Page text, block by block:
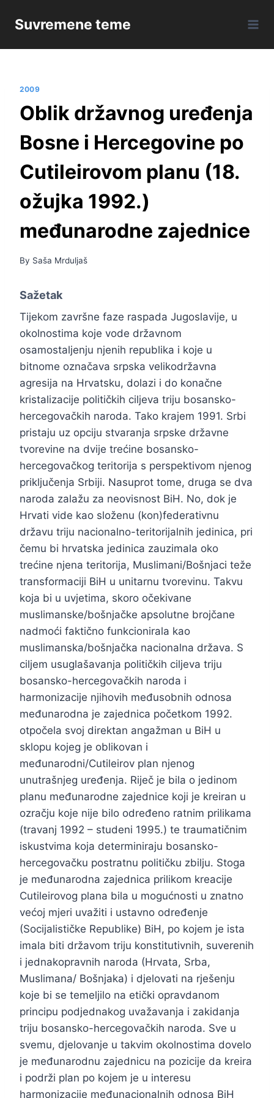
Suvremene teme
2009
Oblik državnog uređenja
Bosne i Hercegovine po
Cutileirovom planu (18.
ožujka 1992.)
međunarodne zajednice
By Saša Mrduljaš
Sažetak
Tijekom završne faze raspada Jugoslavije, u
okolnostima koje vode državnom
osamostaljenju njenih republika i koje u
bitnome označava srpska velikodržavna
agresija na Hrvatsku, dolazi i do konačne
kristalizacije političkih ciljeva triju bosansko-
hercegovačkih naroda. Tako krajem 1991. Srbi
pristaju uz opciju stvaranja srpske državne
tvorevine na dvije trećine bosansko-
hercegovačkog teritorija s perspektivom njenog
priključenja Srbiji. Nasuprot tome, druga se dva
naroda zalažu za neovisnost BiH. No, dok je
Hrvati vide kao složenu (kon)federativnu
državu triju nacionalno-teritorijalnih jedinica, pri
čemu bi hrvatska jedinica zauzimala oko
trećine njena teritorija, Muslimani/Bošnjaci teže
transformaciji BiH u unitarnu tvorevinu. Takvu
koja bi u uvjetima, skoro očekivane
muslimanske/bošnjačke apsolutne brojčane
nadmoći faktično funkcionirala kao
muslimanska/bošnjačka nacionalna država. S
ciljem usuglašavanja političkih ciljeva triju
bosansko-hercegovačkih naroda i
harmonizacije njihovih međusobnih odnosa
međunarodna je zajednica početkom 1992.
otpočela svoj direktan angažman u BiH u
sklopu kojeg je oblikovan i
međunarodni/Cutileirov plan njenog
unutrašnjeg uređenja. Riječ je bila o jedinom
planu međunarodne zajednice koji je kreiran u
ozračju koje nije bilo određeno ratnim prilikama
(travanj 1992 – studeni 1995.) te traumatičnim
iskustvima koja determiniraju bosansko-
hercegovačku postratnu političku zbilju. Stoga
je međunarodna zajednica prilikom kreacije
Cutileirovog plana bila u mogućnosti u znatno
većoj mjeri uvažiti i ustavno određenje
(Socijalističke Republike) BiH, po kojem je ista
imala biti državom triju konstitutivnih, suverenih
i jednakopravnih naroda (Hrvata, Srba,
Muslimana/ Bošnjaka) i djelovati na rješenju
koje bi se temeljilo na etički opravdanom
principu podjednakog uvažavanja i zakidanja
triju bosansko-hercegovačkih naroda. Sve u
svemu, djelovanje u takvim okolnostima dovelo
je međunarodnu zajednicu na pozicije da kreira
i podrži plan po kojem je u interesu
harmonizacije međunacionalnih odnosa BiH